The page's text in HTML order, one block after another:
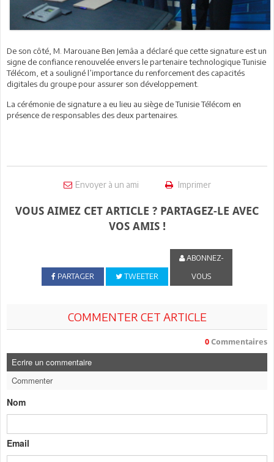
De son côté, M. Marouane Ben Jemâa a déclaré que cette signature est un
signe de confiance renouvelée envers le partenaire technologique Tunisie
Télécom, et a souligné l’importance du renforcement des capacités
digitales du groupe pour assurer son développement.
La cérémonie de signature a eu lieu au siège de Tunisie Télécom en
présence de responsables des deux partenaires.
Envoyer à un ami Imprimer
VOUS AIMEZ CET ARTICLE ? PARTAGEZ-LE AVEC
VOS AMIS !
PARTAGER TWEETER
ABONNEZ-
VOUS
COMMENTER CET ARTICLE
0 Commentaires
Ecrire un commentaire
Commenter
Nom
Email